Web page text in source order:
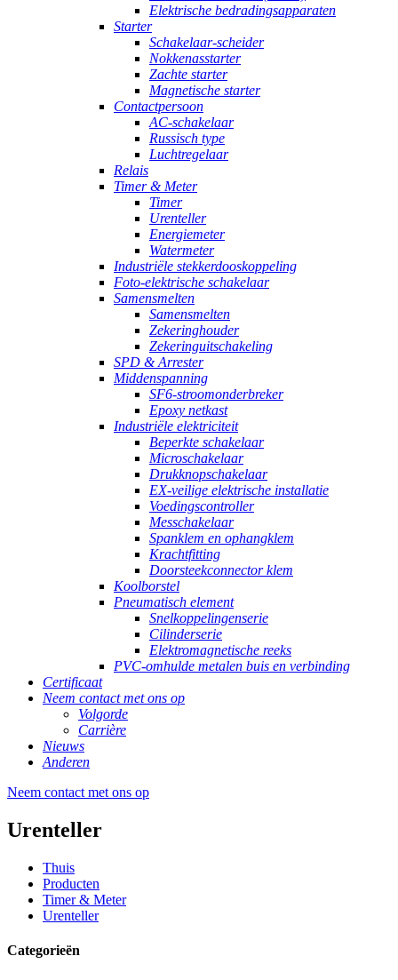
Elektrische bedradingsapparaten
Starter
Schakelaar-scheider
Nokkenasstarter
Zachte starter
Magnetische starter
Contactpersoon
AC-schakelaar
Russisch type
Luchtregelaar
Relais
Timer & Meter
Timer
Urenteller
Energiemeter
Watermeter
Industriële stekkerdooskoppeling
Foto-elektrische schakelaar
Samensmelten
Samensmelten
Zekeringhouder
Zekeringuitschakeling
SPD & Arrester
Middenspanning
SF6-stroomonderbreker
Epoxy netkast
Industriële elektriciteit
Beperkte schakelaar
Microschakelaar
Drukknopschakelaar
EX-veilige elektrische installatie
Voedingscontroller
Messchakelaar
Spanklem en ophangklem
Krachtfitting
Doorsteekconnector klem
Koolborstel
Pneumatisch element
Snelkoppelingenserie
Cilinderserie
Elektromagnetische reeks
PVC-omhulde metalen buis en verbinding
Certificaat
Neem contact met ons op
Volgorde
Carrière
Nieuws
Anderen
Neem contact met ons op
Urenteller
Thuis
Producten
Timer & Meter
Urenteller
Categorieën